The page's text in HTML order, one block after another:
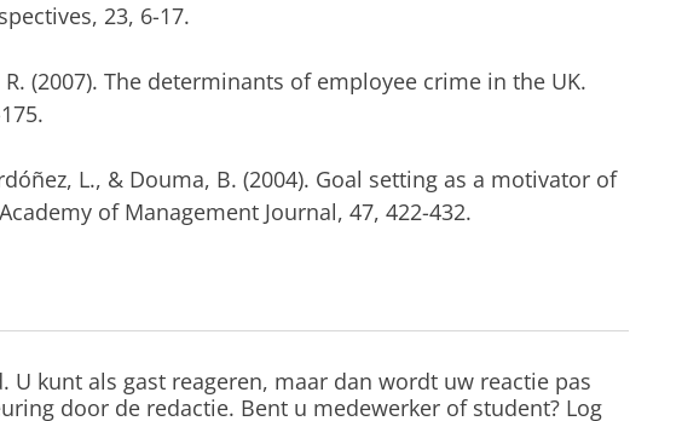
23, 6-17.
(2007). The determinants of employee crime in the UK.
L., & Douma, B. (2004). Goal setting as a motivator of
of Management Journal, 47, 422-432.
U kunt als gast reageren, maar dan wordt uw reactie pas
door de redactie. Bent u medewerker of student? Log